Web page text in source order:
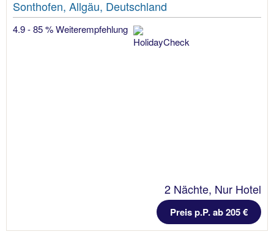
Sonthofen, Allgäu, Deutschland
4.9 - 85 % Weiterempfehlung
2 Nächte, Nur Hotel
Preis p.P. ab 205 €